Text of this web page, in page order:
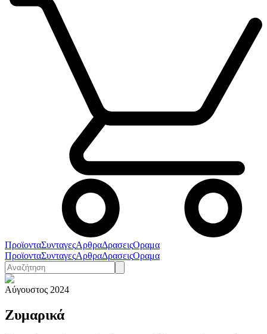
ΠροϊονταΣυνταγεςΑρθραΔρασειςΟραμα
ΠροϊονταΣυνταγεςΑρθραΔρασειςΟραμα
Αύγουστος 2024
Ζυμαρικά